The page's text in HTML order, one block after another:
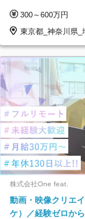
300～600万円
東京都_神奈川県_
阪府…
株式会社One feat.
動画・映像クリエ
ケ）／経験ゼロか